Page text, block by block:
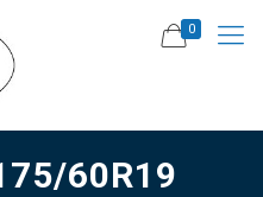
0
60R19